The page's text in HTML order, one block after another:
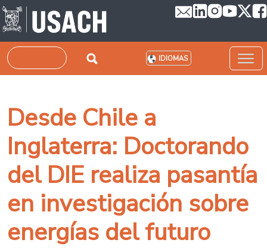
Pasar al contenido principal
Buscar IDIOMAS
Desde Chile a
Inglaterra: Doctorando
del DIE realiza pasantía
en investigación sobre
energías del futuro